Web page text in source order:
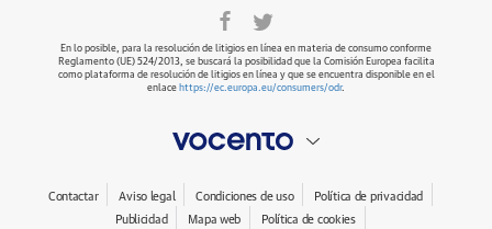
En lo posible, para la resolución de litigios en línea en materia de consumo conforme
Reglamento (UE) 524/2013, se buscará la posibilidad que la Comisión Europea facilita
como plataforma de resolución de litigios en línea y que se encuentra disponible en el
enlace https://ec.europa.eu/consumers/odr.
Contactar Aviso legal Condiciones de uso
Política de privacidad
Publicidad
Mapa web Política de cookies